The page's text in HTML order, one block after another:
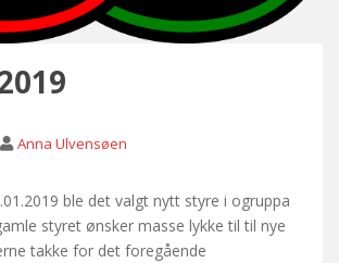
Anna Ulvensøen
ble det valgt nytt styre i ogruppa
styret ønsker masse lykke til til nye
takke for det foregående